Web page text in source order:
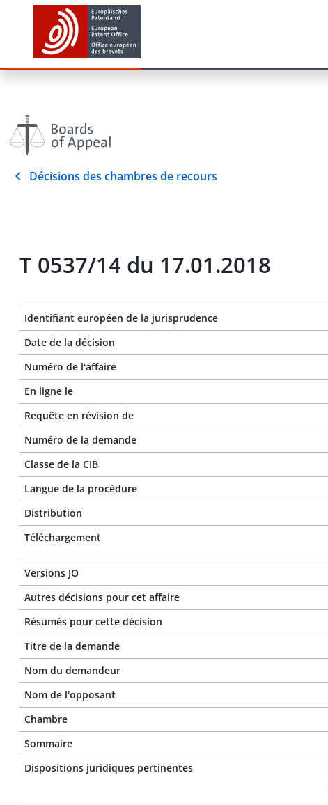
Décisions des chambres de recours
T 0537/14 du 17.01.2018
Identifiant européen de la jurisprudence
Date de la décision
Numéro de l'affaire
En ligne le
Requête en révision de
Numéro de la demande
Classe de la CIB
Langue de la procédure
Distribution
Téléchargement
Versions JO
Autres décisions pour cet affaire
Résumés pour cette décision
Titre de la demande
Nom du demandeur
Nom de l'opposant
Chambre
Sommaire
Dispositions juridiques pertinentes